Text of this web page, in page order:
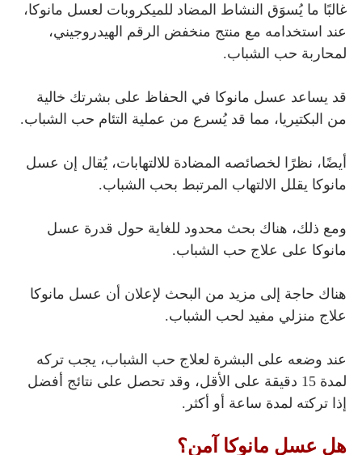
غالبًا ما يُسوَق النشاط المضاد للميكروبات لعسل مانوكا،
عند استخدامه مع منتج منخفض الرقم الهيدروجيني،
لمحاربة حب الشباب.
قد يساعد عسل مانوكا في الحفاظ على بشرتك خالية
من البكتيريا، مما قد يُسرع من عملية التئام حب الشباب.
أيضًا، نظرًا لخصائصه المضادة للالتهابات، يُقال إن عسل
مانوكا يقلل الالتهاب المرتبط بحب الشباب.
ومع ذلك، هناك بحث محدود للغاية حول قدرة عسل
مانوكا على علاج حب الشباب.
هناك حاجة إلى مزيد من البحث لإعلان أن عسل مانوكا
علاج منزلي مفيد لحب الشباب.
عند وضعه على البشرة لعلاج حب الشباب، يجب تركه
لمدة 15 دقيقة على الأقل، وقد تحصل على نتائج أفضل
إذا تركته لمدة ساعة أو أكثر.
هل عسل مانوكا آمن؟